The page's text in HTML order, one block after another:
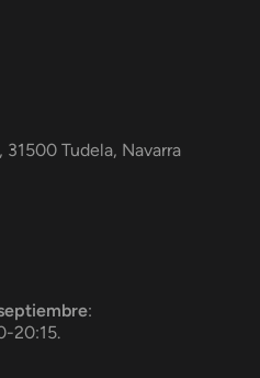
31500 Tudela, Navarra
:
20:15.